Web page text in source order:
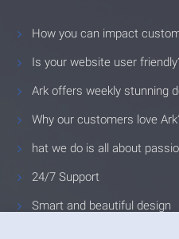
How you can impact
Is your website user
Ark offers weekly stunning
Why our customers love
hat we do is all about
24/7 Support
Smart and beautiful design